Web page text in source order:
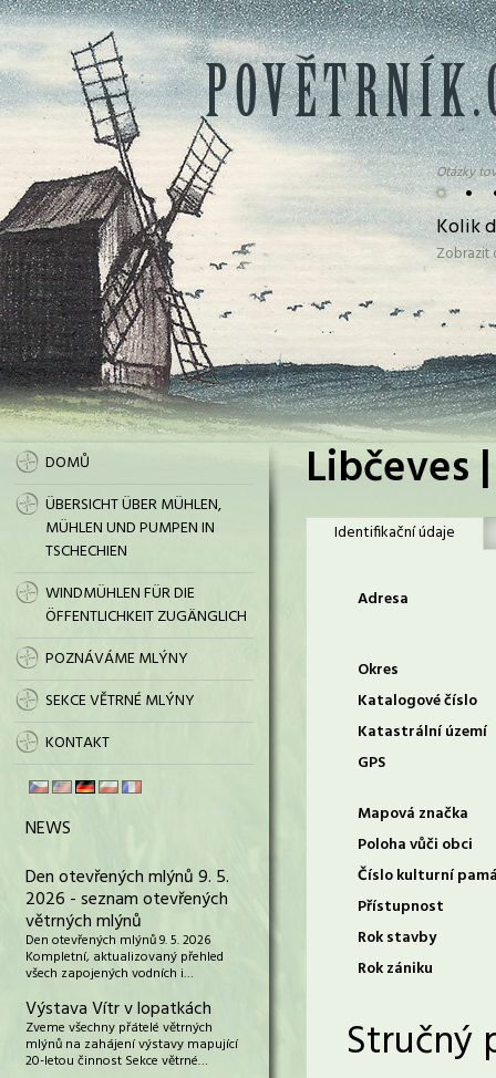
• •
Otázky
Kolik
DOMŮ
ÜBERSICHT ÜBER MÜHLEN,
MÜHLEN UND PUMPEN IN
TSCHECHIEN
WINDMÜHLEN FÜR DIE
ÖFFENTLICHKEIT ZUGÄNGLICH
POZNÁVÁME MLÝNY
SEKCE VĚTRNÉ MLÝNY
KONTAKT
NEWS
Den otevřených mlýnů 9. 5.
2026 - seznam otevřených
větrných mlýnů
Den otevřených mlýnů 9. 5. 2026
Kompletní, aktualizovaný přehled
všech zapojených vodních i…
Výstava Vítr v lopatkách
Zveme všechny přátelé větrných
mlýnů na zahájení výstavy mapující
20-letou činnost Sekce větrné…
Libčeves
Identifikační údaje
Adresa
Okres
Katalogové číslo
Katastrální území
GPS
Mapová značka
Poloha vůči obci
Číslo kulturní
Přístupnost
Rok stavby
Rok zániku
Stručný